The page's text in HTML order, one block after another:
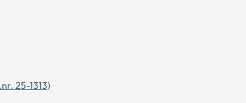
25-1313)